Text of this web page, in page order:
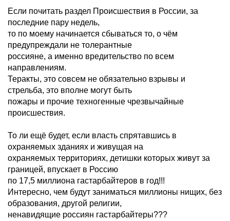
Если почитать раздел Происшествия в России, за
последние пару недель,
то по моему начинается сбываться то, о чём
предупреждали не толерантные
россияне, а именно вредительство по всем
направлениям.
Теракты, это совсем не обязательно взрывы и
стрельба, это вполне могут быть
пожары и прочие техногенные чрезвычайные
происшествия.
То ли ещё будет, если власть спрятавшись в
охраняемых зданиях и живущая на
охраняемых территориях, детишки которых живут за
границей, впускает в Россию
по 17,5 миллиона гастарбайтеров в год!!!
Интересно, чем будут заниматься миллионы нищих, без
образования, другой религии,
ненавидящие россиян гастарбайтеры???